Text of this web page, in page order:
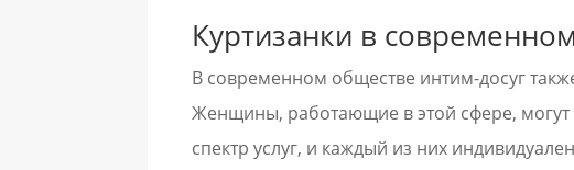
Куртизанки в
В современном обществе интим-досуг
Женщины, работающие в этой сфере,
спектр услуг, и каждый из них